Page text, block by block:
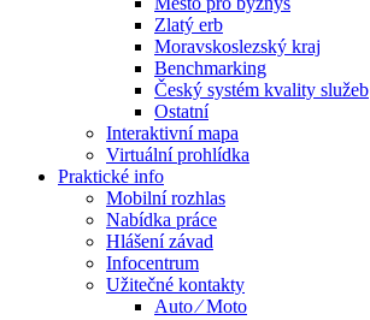
Zlatý erb
Moravskoslezský kraj
Benchmarking
Český systém kvality služeb
Ostatní
Interaktivní mapa
Virtuální prohlídka
Praktické info
Mobilní rozhlas
Nabídka práce
Hlášení závad
Infocentrum
Užitečné kontakty
Auto ⁄ Moto